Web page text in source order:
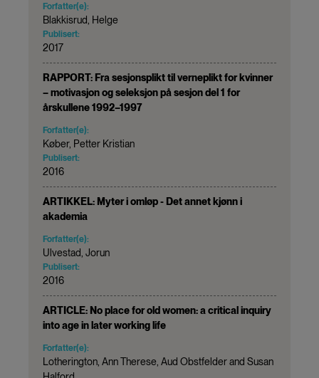
Forfatter(e):
Blakkisrud, Helge
Publisert:
2017
RAPPORT: Fra sesjonsplikt til verneplikt for kvinner
– motivasjon og seleksjon på sesjon del 1 for
årskullene 1992–1997
Forfatter(e):
Køber, Petter Kristian
Publisert:
2016
ARTIKKEL: Myter i omløp - Det annet kjønn i
akademia
Forfatter(e):
Ulvestad, Jorun
Publisert:
2016
ARTICLE: No place for old women: a critical inquiry
into age in later working life
Forfatter(e):
Lotherington, Ann Therese, Aud Obstfelder and Susan